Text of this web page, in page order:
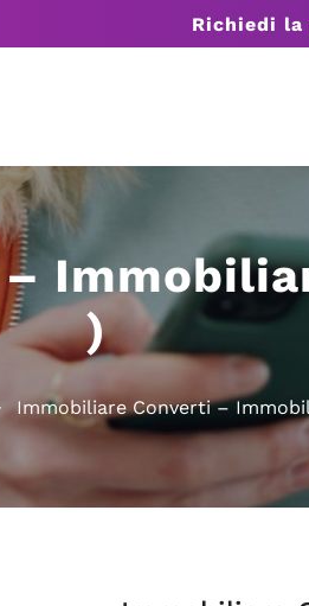
Richiedi
)
Immobiliare Converti –